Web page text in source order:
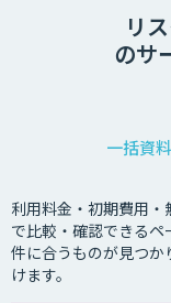
リ
のサ
一括資
利用料金・初期費用
で比較・確認できる
件に合うものが見つ
けます。